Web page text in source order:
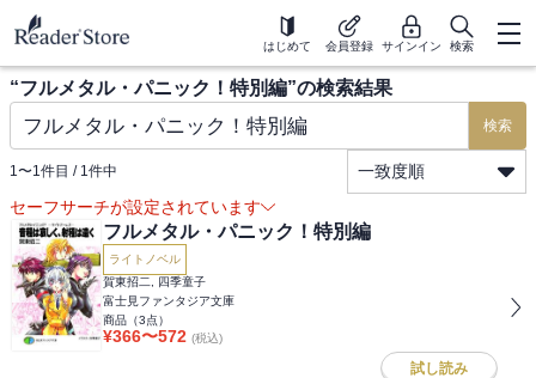
はじめて 会員登録 サインイン 検索
“フルメタル・パニック！特別編”の検索結果
検索
1〜1件目 / 1件中
一致度順
セーフサーチが設定されています
フルメタル・パニック！特別編
ライトノベル
賀東招二, 四季童子
富士見ファンタジア文庫
商品（3点）
¥366〜572 (税込)
試し読み